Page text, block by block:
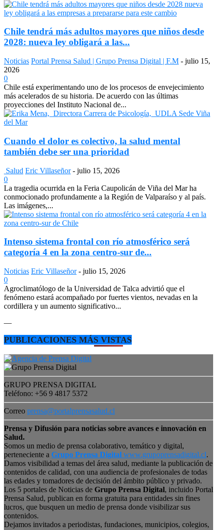
Chile tendrá más adultos mayores que niños desde
2028: nueva ley obligará a las...
Noticias Portal Prensa Salud | Grupo Prensa Digital | F.M - julio 15,
2026
0
Chile está experimentando uno de los procesos de envejecimiento
más acelerados de su historia. De acuerdo con las últimas
proyecciones del Instituto Nacional de...
Cuando el dolor es colectivo, la salud mental
también debe ser una prioridad
Salud Eric Villaseñor - julio 15, 2026
0
La tragedia ocurrida en la Feria Caupolicán de Viña del Mar ha
conmocionado profundamente a la Región de Valparaíso y al país.
Las imágenes,...
Intenso sistema frontal con río atmosférico será
categoría 4 en la zona centro-sur de...
Noticias Eric Villaseñor - julio 15, 2026
0
Agroclimatólogo de la Universidad de Talca advirtió que el
fenómeno estará acompañado por fuertes vientos, nevadas en la
cordillera y un aumento significativo...
—
PUBLICACIONES MÁS VISTAS
GRUPO PRENSA DIGITAL
Teléfono: +56 9 4817 5372
Correo prensa@portalprensasalud.cl
Prensa y Difusión para noticias sobre avances e innovación en
Salud.
Somos un medio de prensa colaborativo, temático y digital,
perteneciente a Grupo Prensa Digital www.grupoprensadigital.cl.
Damos visibilidad a temas del área salud, mediante la publicación de
contenidos de calidad, con una audiencia de profesionales de todas
las edades y tomadores de decisión del ámbito público y privado.
Los 5 portales de Noticias de Grupo Prensa Digital, incluido Portal
Prensa Salud, publican en forma gratuita para entidades sin fines
lucros, que busquen un medio de prensa donde visibilizar sus
contenidos.
Dejamos invitados a periodistas, fundaciones, municipios, colegios,